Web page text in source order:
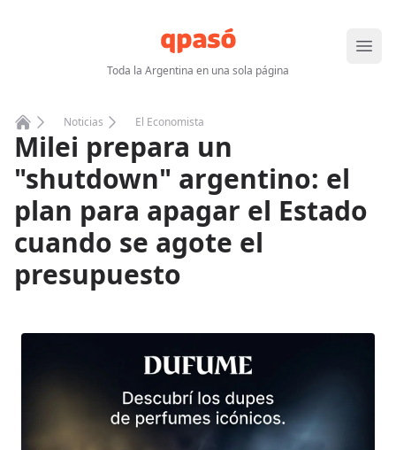
Toda la Argentina en una sola página
Abrir
Home
Noticias El Economista
Milei prepara un
"shutdown" argentino: el
plan para apagar el Estado
cuando se agote el
presupuesto